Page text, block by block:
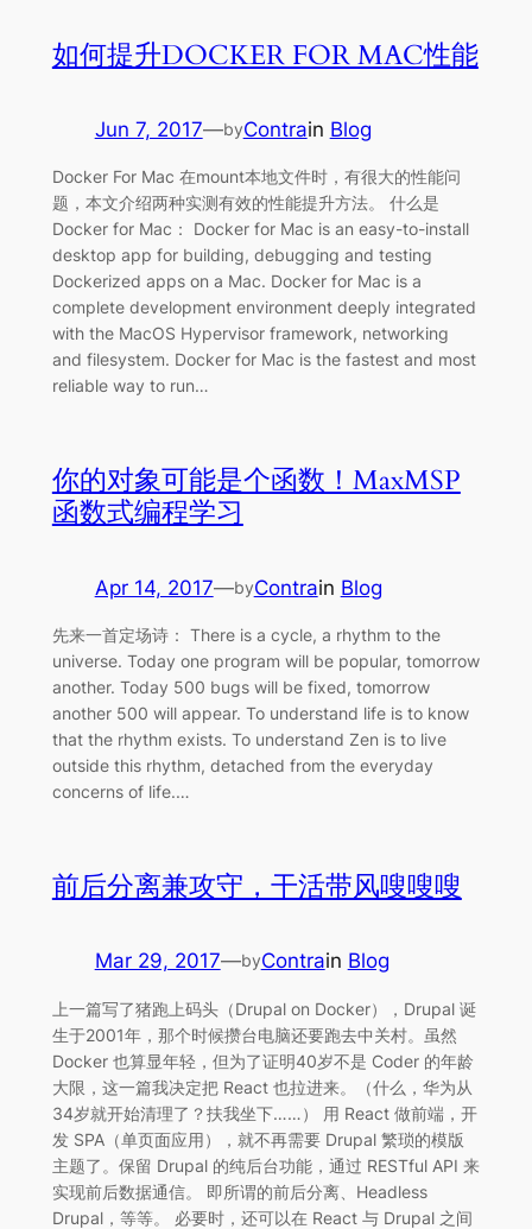
如何提升DOCKER FOR MAC性能
Jun 7, 2017—byContrain Blog
Docker For Mac 在mount本地文件时，有很大的性能问
题，本文介绍两种实测有效的性能提升方法。 什么是
Docker for Mac： Docker for Mac is an easy-to-install
desktop app for building, debugging and testing
Dockerized apps on a Mac. Docker for Mac is a
complete development environment deeply integrated
with the MacOS Hypervisor framework, networking
and filesystem. Docker for Mac is the fastest and most
reliable way to run…
你的对象可能是个函数！MaxMSP
函数式编程学习
Apr 14, 2017—byContrain Blog
先来一首定场诗： There is a cycle, a rhythm to the
universe. Today one program will be popular, tomorrow
another. Today 500 bugs will be fixed, tomorrow
another 500 will appear. To understand life is to know
that the rhythm exists. To understand Zen is to live
outside this rhythm, detached from the everyday
concerns of life.…
前后分离兼攻守，干活带风嗖嗖嗖
Mar 29, 2017—byContrain Blog
上一篇写了猪跑上码头（Drupal on Docker），Drupal 诞
生于2001年，那个时候攒台电脑还要跑去中关村。虽然
Docker 也算显年轻，但为了证明40岁不是 Coder 的年龄
大限，这一篇我决定把 React 也拉进来。（什么，华为从
34岁就开始清理了？扶我坐下……） 用 React 做前端，开
发 SPA（单页面应用），就不再需要 Drupal 繁琐的模版
主题了。保留 Drupal 的纯后台功能，通过 RESTful API 来
实现前后数据通信。 即所谓的前后分离、Headless
Drupal，等等。 必要时，还可以在 React 与 Drupal 之间